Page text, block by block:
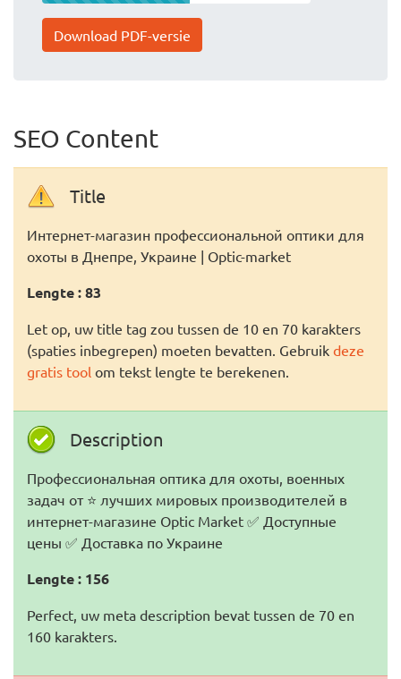
Download PDF-versie
SEO Content
Title
Интернет-магазин профессиональной оптики для
охоты в Днепре, Украине | Optic-market
Lengte : 83
Let op, uw title tag zou tussen de 10 en 70 karakters
(spaties inbegrepen) moeten bevatten. Gebruik deze
gratis tool om tekst lengte te berekenen.
Description
Профессиональная оптика для охоты, военных
задач от ⭐ лучших мировых производителей в
интернет-магазине Optic Market ✅ Доступные
цены ✅ Доставка по Украине
Lengte : 156
Perfect, uw meta description bevat tussen de 70 en
160 karakters.